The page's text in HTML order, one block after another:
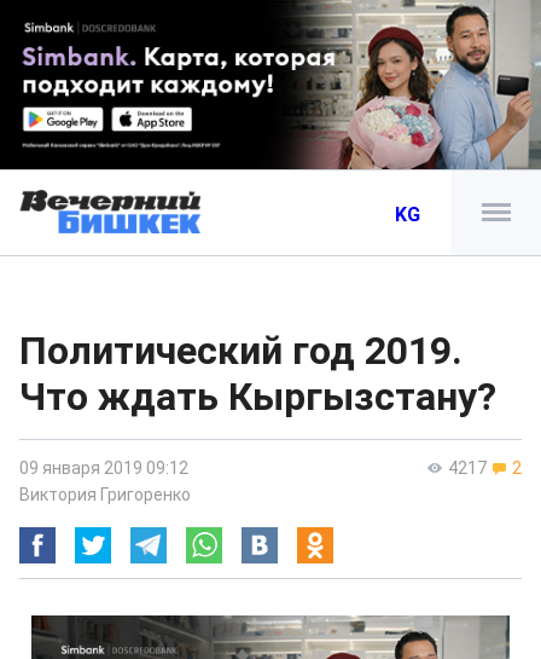
KG
Политический год 2019.
Что ждать Кыргызстану?
4217 2
09 января 2019 09:12
Виктория Григоренко